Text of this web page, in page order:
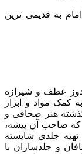
به قدیمی ترین
دوز عطف و شیرازه‌
کمک مواد و ابزار
هنر صحافی و
صاحب آن پیشه،
جلدی شایسته‌
و جلدسازان با